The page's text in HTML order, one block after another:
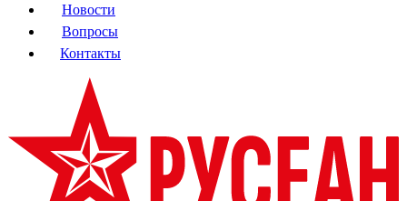
Новости
Вопросы
Контакты